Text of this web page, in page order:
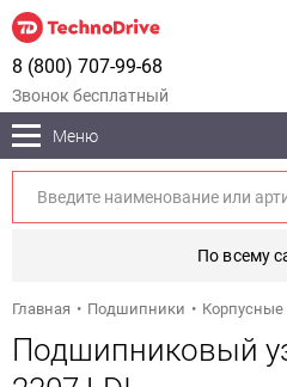
8 (800) 707-99-68
Звонок бесплатный
Меню
По всему
Главная Подшипники
Подшипниковый